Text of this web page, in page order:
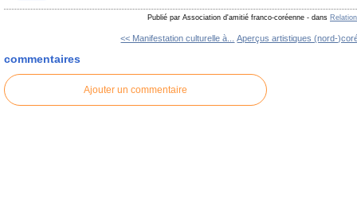
Publié par Association d'amitié franco-coréenne - dans
<< Manifestation culturelle à... Aperçus artistiques (nord-
commentaires
Ajouter un commentaire